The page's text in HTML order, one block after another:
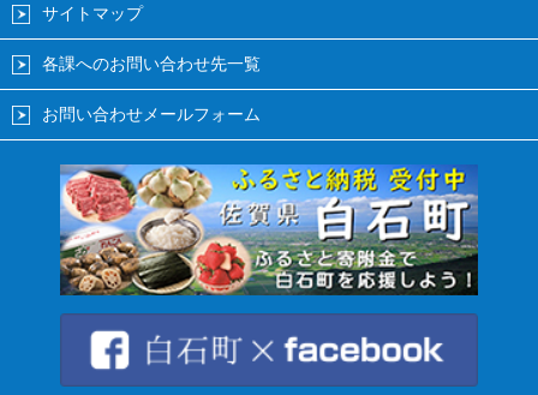
サイトマップ
各課へのお問い合わせ先一覧
お問い合わせメールフォーム